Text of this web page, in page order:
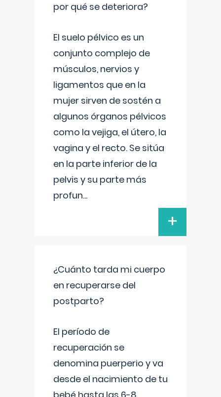
por qué se deteriora?
El suelo pélvico es un
conjunto complejo de
músculos, nervios y
ligamentos que en la
mujer sirven de sostén a
algunos órganos pélvicos
como la vejiga, el útero, la
vagina y el recto. Se sitúa
en la parte inferior de la
pelvis y su parte más
profun...
+
¿Cuánto tarda mi cuerpo
en recuperarse del
postparto?
El período de
recuperación se
denomina puerperio y va
desde el nacimiento de tu